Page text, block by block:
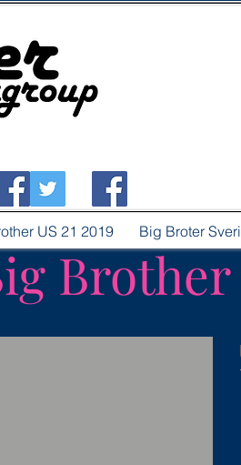
US 21 2019 Big Broter